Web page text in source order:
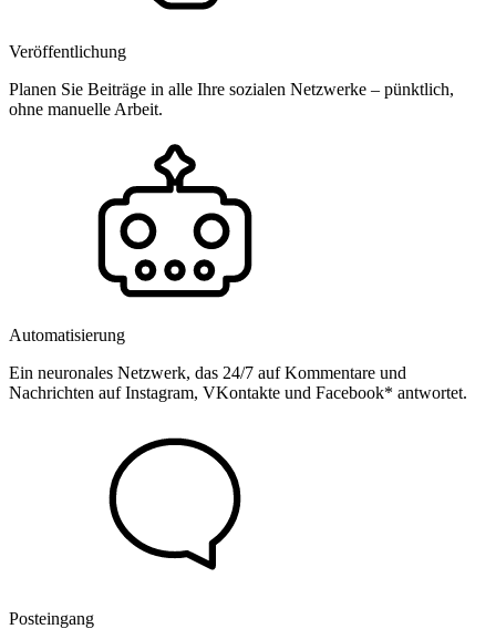
Veröffentlichung
Planen Sie Beiträge in alle Ihre sozialen Netzwerke – pünktlich,
ohne manuelle Arbeit.
Automatisierung
Ein neuronales Netzwerk, das 24/7 auf Kommentare und
Nachrichten auf Instagram, VKontakte und Facebook* antwortet.
Posteingang